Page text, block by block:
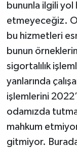
bununla ilgili yol
etmeyeceğiz.
bu hizmetleri
bunun
sigortalılık
yanlarında
işlemlerini
odamızda
mahkum
gitmiyor.